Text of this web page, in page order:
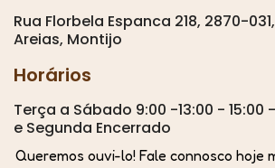
Rua Florbela Espanca 218, 2870-
Areias, Montijo
Horários
Terça a Sábado 9:00 -13:00 - 15:00
e Segunda Encerrado
Queremos ouvi-lo! Fale connosco hoje